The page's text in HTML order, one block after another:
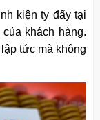
kiện ty đẩy tại
khách hàng.
tức mà không